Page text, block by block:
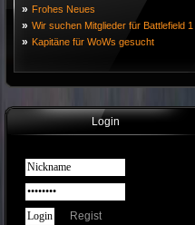
» Frohes Neues
» Wir suchen Mitglieder für Battlefield 1
» Kapitäne für WoWs gesucht
Login
Regist